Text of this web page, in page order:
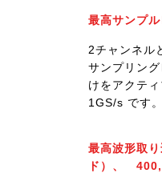
最高サンプ
2チャンネル
サンプリン
けをアクテ
1GS/s です。
最高波形取
ド）、